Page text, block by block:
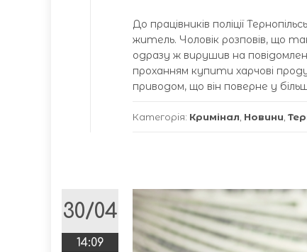
До працівників поліції
житель. Чоловік розповів, що
одразу ж вирушив на
проханням купити харчові
приводом, що він поверне у
Категорія: Кримінал Новини
30/04
14:09